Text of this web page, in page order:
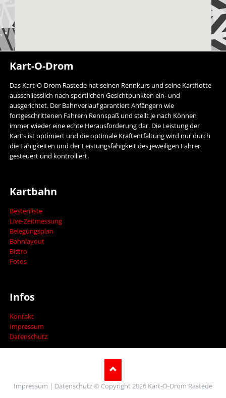
Kart-O-Drom
Das Kart-O-Drom Rastede hat seinen Rennkurs und seine Kartflotte
ausschliesslich nach sportlichen Gesichtpunkten ein- und
ausgerichtet. Der Bahnverlauf garantiert Anfängern wie
fortgeschrittenen Fahrern Rennspaß und stellt je nach Können
immer wieder eine echte Herausforderung dar. Die Leistung der
Kart‘s ist optimiert und die optimale Kraftentfaltung wird nur durch
die Fähigkeiten und der Leistungsfähigkeit des jeweiligen Fahrer
gesteuert und kontrolliert.
Kartbahn
Bestenliste
Live-Zeitmessung
Belegungsplan
Bahnlayout
Bistro
Fotos
Infos
Kontakt
Impressum
Datenschutz
Impressum | Datenschutz© Copyright 2026 Kart-O-Drom Rastede